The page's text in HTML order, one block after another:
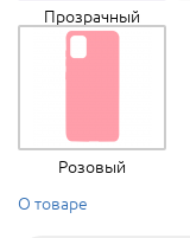
Прозрачный
Розовый
О товаре